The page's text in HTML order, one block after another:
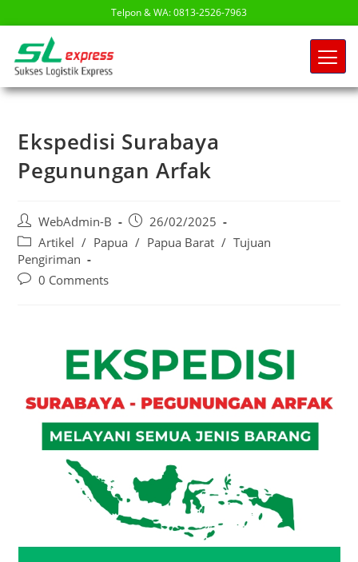
Telpon & WA: 0813-2526-7963
Ekspedisi Surabaya
Pegunungan Arfak
WebAdmin-B
26/02/2025
Artikel
/ Papua / Papua Barat / Tujuan
Pengiriman
0 Comments